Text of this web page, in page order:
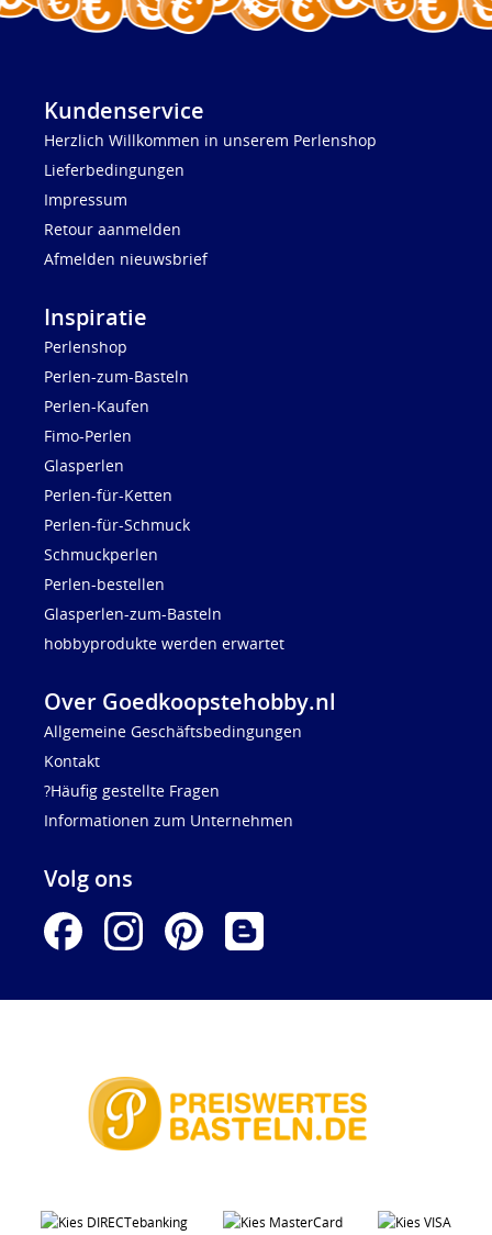
Kundenservice
Herzlich Willkommen in unserem Perlenshop
Lieferbedingungen
Impressum
Retour aanmelden
Afmelden nieuwsbrief
Inspiratie
Perlenshop
Perlen-zum-Basteln
Perlen-Kaufen
Fimo-Perlen
Glasperlen
Perlen-für-Ketten
Perlen-für-Schmuck
Schmuckperlen
Perlen-bestellen
Glasperlen-zum-Basteln
hobbyprodukte werden erwartet
Over Goedkoopstehobby.nl
Allgemeine Geschäftsbedingungen
Kontakt
?Häufig gestellte Fragen
Informationen zum Unternehmen
Volg ons